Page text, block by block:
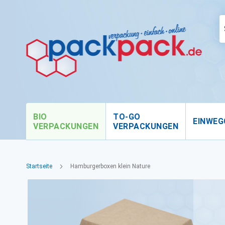
BIO
VERPACKUNGEN
TO-GO
VERPACKUNGEN
Startseite Hamburgerboxen klein Nature